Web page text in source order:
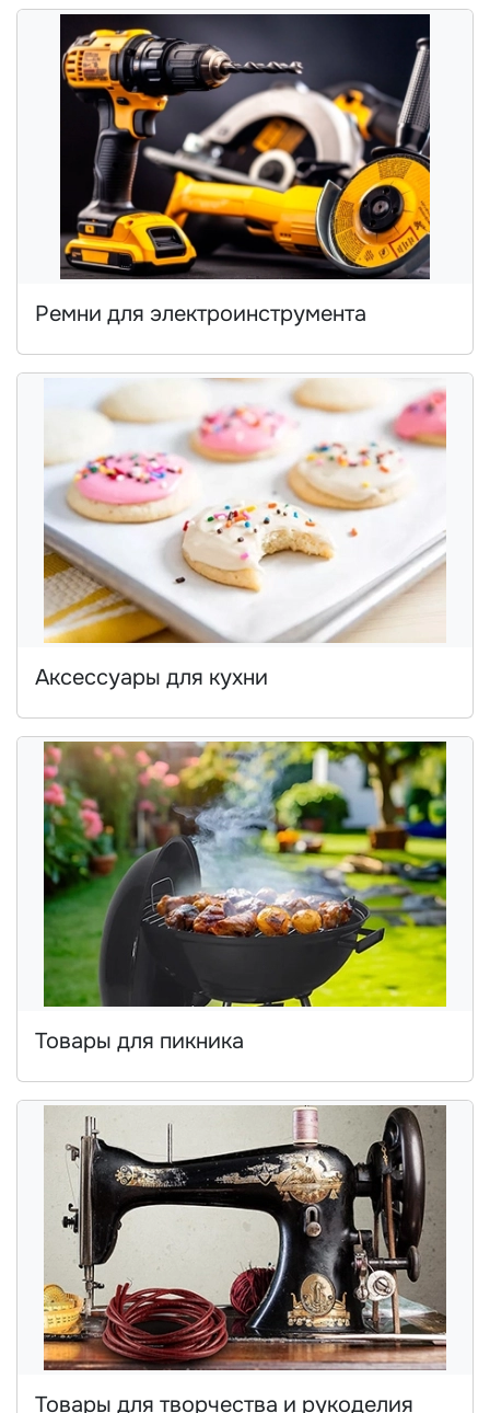
Ремни для электроинструмента
Аксессуары для кухни
Товары для пикника
Товары для творчества и рукоделия